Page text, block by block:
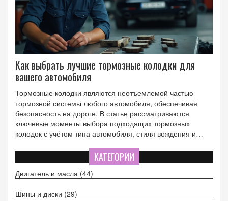
Как выбрать лучшие тормозные колодки для
вашего автомобиля
Тормозные колодки являются неотъемлемой частью
тормозной системы любого автомобиля, обеспечивая
безопасность на дороге. В статье рассматриваются
ключевые моменты выбора подходящих тормозных
колодок с учётом типа автомобиля, стиля вождения и
различным типам материалов и производителям, а также
советам по замене колодок. Цель статьи — помочь
автовладельцам сделать осознанный выбор и обеспечить
КАТЕГОРИИ
Двигатель и масла (44)
Шины и диски (29)